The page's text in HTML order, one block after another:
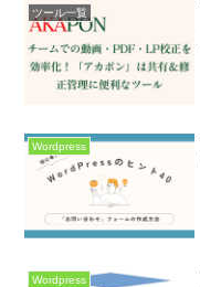
ツール一覧
Wordpress
Wordpress